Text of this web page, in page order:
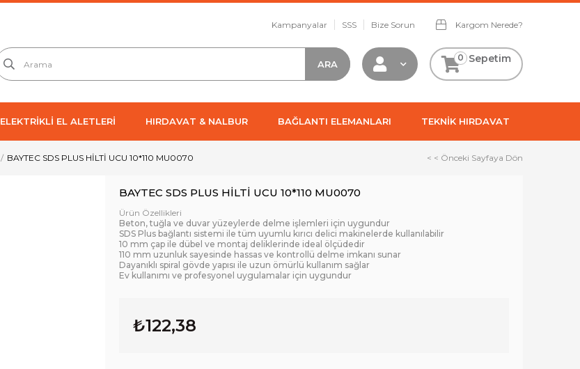
Kampanyalar SSS Bize Sorun Kargom Nerede?
Sepetim
0
ELEKTRİKLİ EL ALETLERİ HIRDAVAT & NALBUR BAĞLANTI ELEMANLARI TEKNİK HIRDAVAT
BAYTEC SDS PLUS HİLTİ UCU 10*110 MU0070 < < Önceki Sayfaya Dön
BAYTEC SDS PLUS HİLTİ UCU 10*110 MU0070
Ürün Özellikleri
Beton, tuğla ve duvar yüzeylerde delme işlemleri için uygundur
SDS Plus bağlantı sistemi ile tüm uyumlu kırıcı delici makinelerde kullanılabilir
10 mm çap ile dübel ve montaj deliklerinde ideal ölçüdedir
110 mm uzunluk sayesinde hassas ve kontrollü delme imkanı sunar
Dayanıklı spiral gövde yapısı ile uzun ömürlü kullanım sağlar
Ev kullanımı ve profesyonel uygulamalar için uygundur
₺122,38